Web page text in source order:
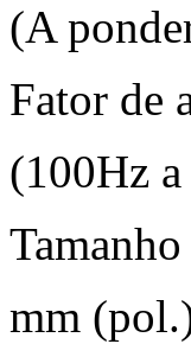
(A
Fator de
(100Hz
mm